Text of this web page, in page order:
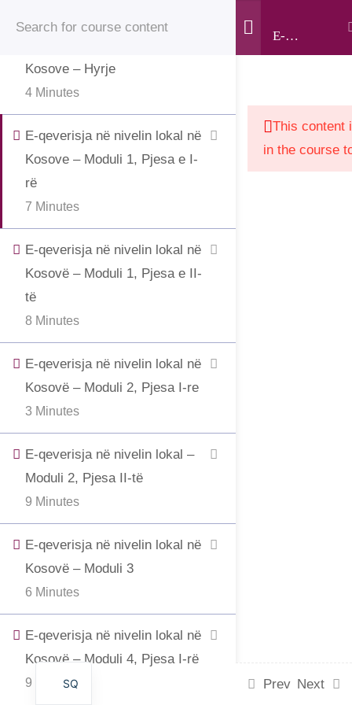
Register
E-
qeverisja
lokal në
Kosovë
Kosove – Hyrje
4 Minutes
E-qeverisja në nivelin lokal në
Kosove – Moduli 1, Pjesa e I-
rë
7 Minutes
E-qeverisja në nivelin lokal në
Kosovë – Moduli 1, Pjesa e II-
të
8 Minutes
E-qeverisja në nivelin lokal në
Kosovë – Moduli 2, Pjesa I-re
3 Minutes
E-qeverisja në nivelin lokal –
Moduli 2, Pjesa II-të
9 Minutes
E-qeverisja në nivelin lokal në
Kosovë – Moduli 3
6 Minutes
E-qeverisja në nivelin lokal në
Kosovë – Moduli 4, Pjesa I-rë
9 Minutes
This content
in the course
Prev Next
© 2025 • Jahjaga Foundation • All Rights Reserved •
The development of this website was supported by the
“Support to Civil Society in Kosovo” project, funded by
the Grand Duchy of Luxembourg and implemented by
LuxDev, the Luxembourg Development Cooperation
SQ